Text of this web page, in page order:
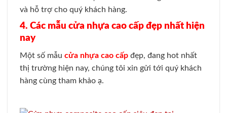
và hỗ trợ cho quý khách hàng.
4. Các mẫu cửa nhựa cao cấp đẹp nhất hiện
nay
Một số mẫu cửa nhựa cao cấp đẹp, đang hot nhất
thị trường hiện nay, chúng tôi xin gửi tới quý khách
hàng cùng tham khảo ạ.